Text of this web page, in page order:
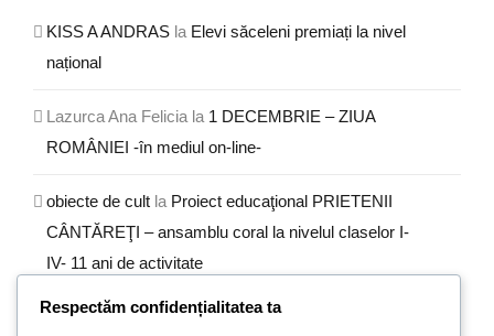
KISS A ANDRASla Elevi săceleni premiați la nivel
național
Lazurca Ana Feliciala 1 DECEMBRIE – ZIUA
ROMÂNIEI -în mediul on-line-
obiecte de cultla Proiect educaţional PRIETENII
CÂNTĂREŢI – ansamblu coral la nivelul claselor I-
IV- 11 ani de activitate
LupulaImpresii de calatorie – excursie de pe Valea
Respectăm confidențialitatea ta